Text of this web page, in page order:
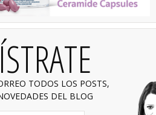
TODOS LOS POSTS,
DEL BLOG